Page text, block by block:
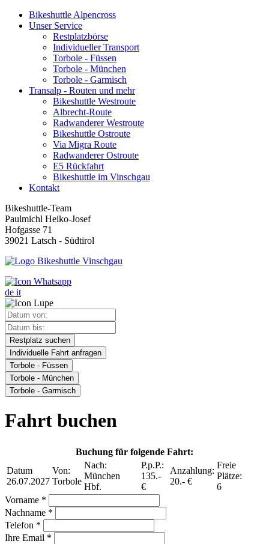
Bikeshuttle Alpencross
Unser Service
Restplatzbörse
Individueller Transport
Torbole - Füssen
Torbole - München
Torbole - Garmisch
Transalp - Routen und mehr
Bikeshuttle Westroute
Albrecht-Route
Radwanderer Westroute
Bikeshuttle Ostroute
Via Migra Route
Radwanderer Ostroute
E5 Rückfahrt
Bikeshuttle im Vinschgau
Kontakt
Bikeshuttle-Team
Paulmichl Heiko-Josef
Hofgasse 71
39021 Latsch - Südtirol
de it
Restplatz suchen
Individuelle Fahrt anfragen
Torbole - Füssen
Torbole - München
Torbole - Garmisch
Fahrt buchen
Buchung für folgende Fahrt:
Datum
26.07.2027
Von:
Torbole
Nach:
München
Hbf.
P.p.P.:
135.-
€
Anzahlung:
20.- €
Freie
Plätze:
6
Vorname *
Nachname *
Telefon *
Ihre Email *